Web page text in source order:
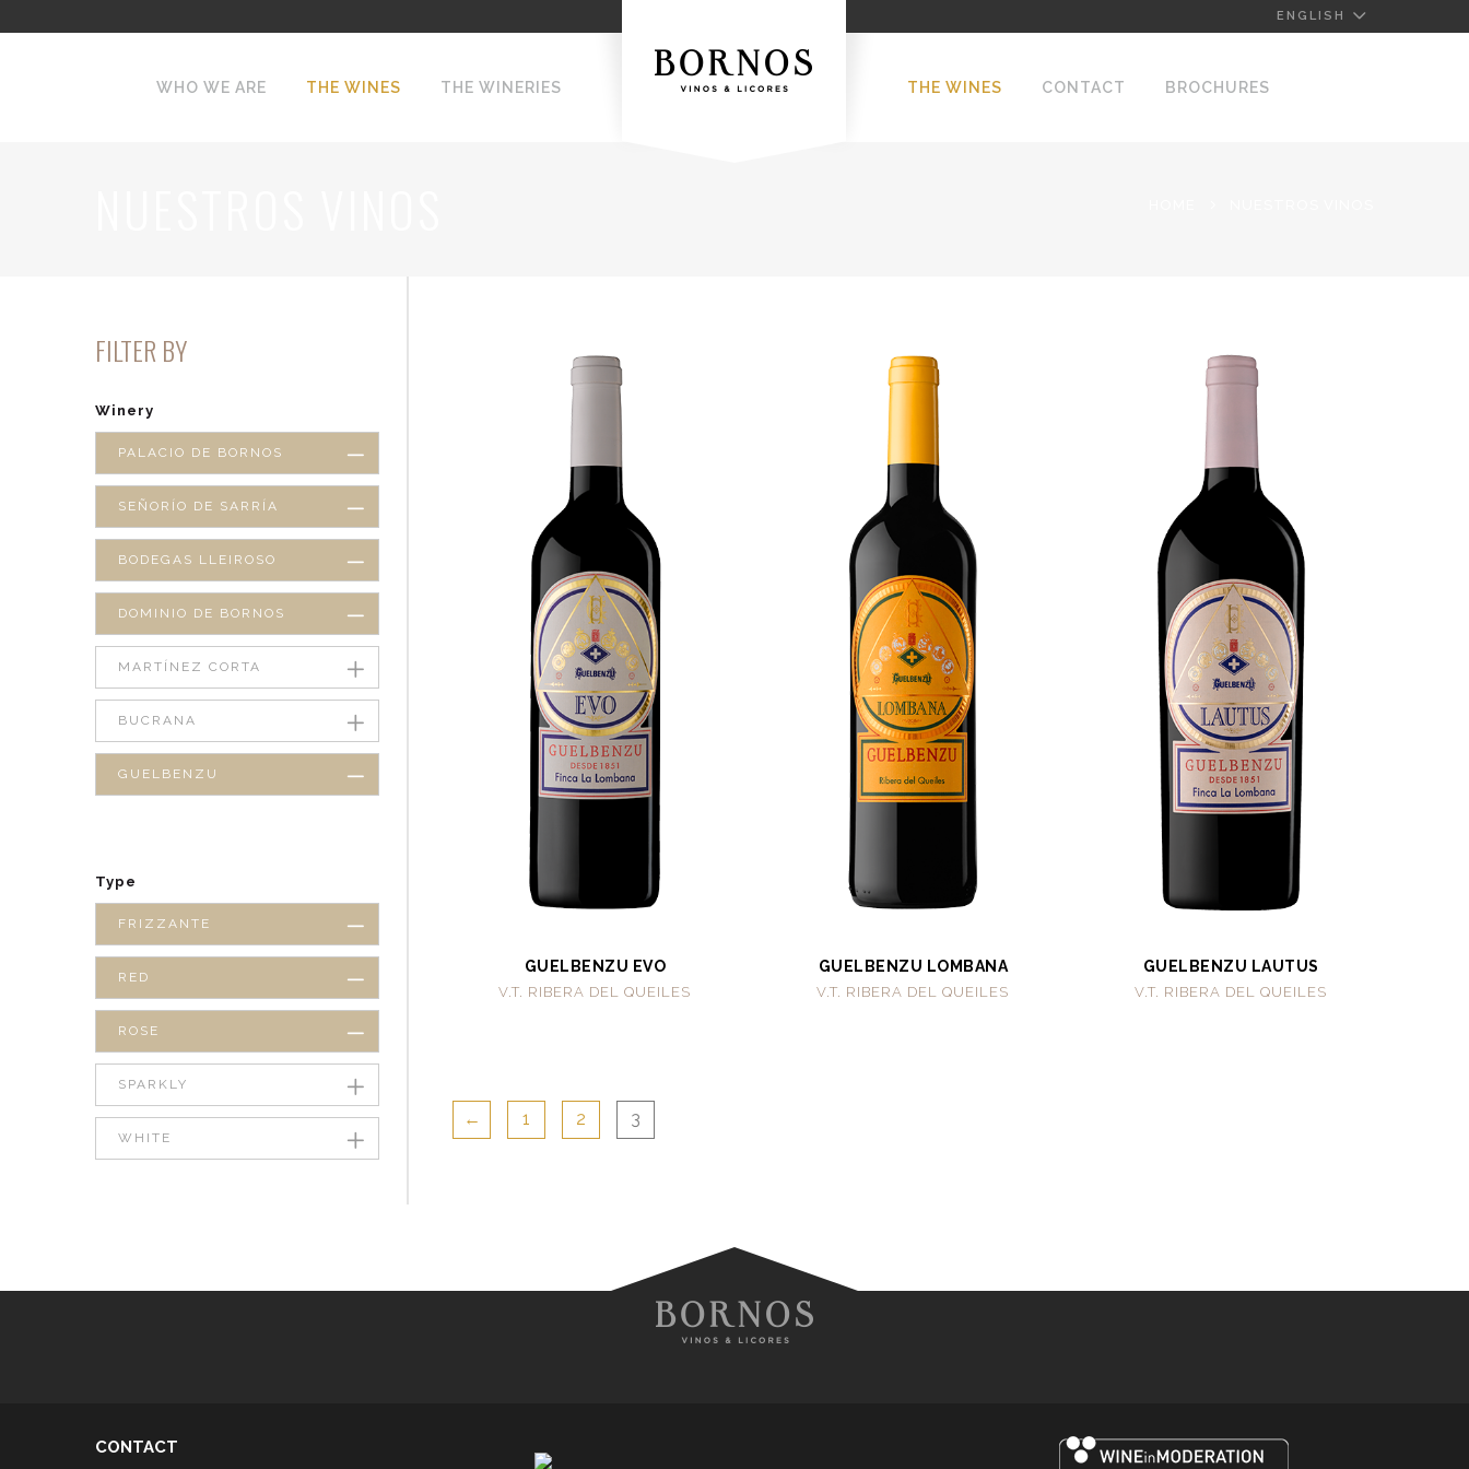
ENGLISH
WHO WE ARE THE WINES THE WINERIES THE WINES CONTACT BROCHURES
GUELBENZU EVO
V.T. RIBERA DEL QUEILES
GUELBENZU LOMBANA
V.T. RIBERA DEL QUEILES
GUELBENZU LAUTUS
V.T. RIBERA DEL QUEILES
← 1 2 3
FILTER BY
Winery
PALACIO DE BORNOS
SEÑORÍO DE SARRÍA
BODEGAS LLEIROSO
DOMINIO DE BORNOS
MARTÍNEZ CORTA
BUCRANA
GUELBENZU
Type
FRIZZANTE
RED
ROSE
SPARKLY
WHITE
CONTACT